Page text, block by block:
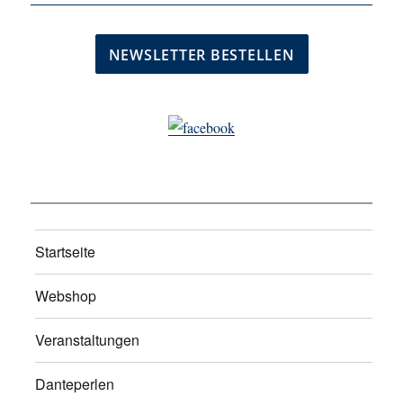
Startseite
Webshop
Veranstaltungen
Danteperlen